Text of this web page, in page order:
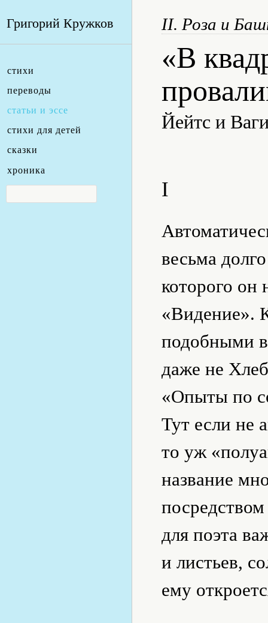
Григорий Кружков
стихи
переводы
статьи и эссе
стихи для детей
сказки
хроника
II. Роза и
«В
Йейтс и
I
весьма
которого
«Видение».
подобными
даже не
«Опыты по
Тут если не
то уж
название
для поэта
и листьев,
ему